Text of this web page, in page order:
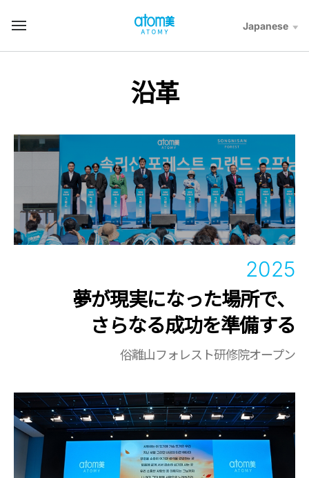
바
Japanese
t
沿革
2025
夢が現実になった場所で、
さらなる成功を準備する
俗離山フォレスト研修院オープン